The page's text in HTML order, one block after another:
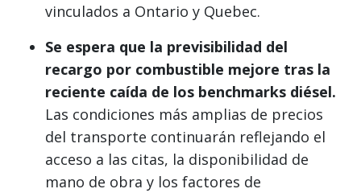
vinculados a Ontario y Quebec.
Se espera que la previsibilidad del
recargo por combustible mejore tras la
reciente caída de los benchmarks diésel.
Las condiciones más amplias de precios
del transporte continuarán reflejando el
acceso a las citas, la disponibilidad de
mano de obra y los factores de